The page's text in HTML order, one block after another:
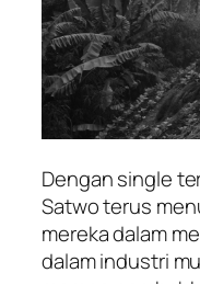
Dengan single
Satwo terus
mereka dalam
dalam industri